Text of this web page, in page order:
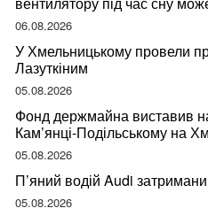
ваше здоров’я
06.08.2026
У Хмельницькому провели
Лазуткіним
05.08.2026
Фонд держмайна виставив
Кам’янці-Подільському на
05.08.2026
П’яний водій Audi
05.08.2026